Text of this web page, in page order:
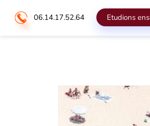
06.14.17.52.64 Etudions